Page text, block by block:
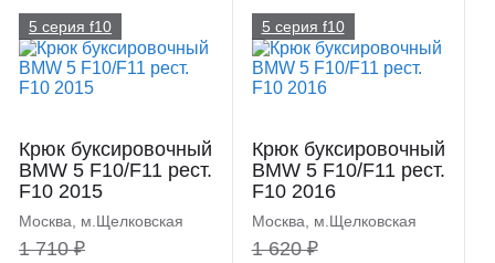
5 серия f10
Крюк буксировочный
BMW 5 F10/F11 рест.
F10 2015
Москва, м.Щелковская
1 710 ₽
5 серия f10
Крюк буксировочный
BMW 5 F10/F11 рест.
F10 2016
Москва, м.Щелковская
1 620 ₽